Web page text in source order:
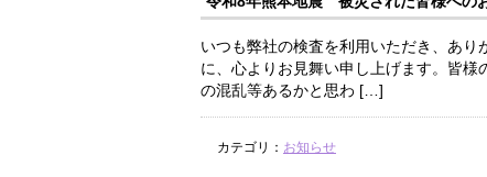
いつも弊社の検査を利用いただき、あ
に、心よりお見舞い申し上げます。皆
の混乱等あるかと思わ […]
カテゴリ： お知らせ